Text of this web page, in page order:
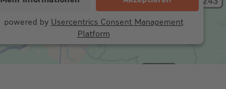
powered by Usercentrics Consent Management
Platform